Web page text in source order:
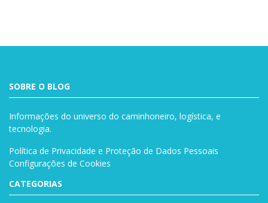
SOBRE O BLOG
Informações do universo do caminhoneiro, logística, e
tecnologia.
Política de Privacidade e Proteção de Dados Pessoais
Configurações de Cookies
CATEGORIAS